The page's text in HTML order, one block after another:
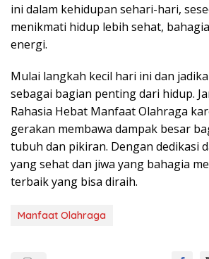
ini dalam kehidupan sehari-hari,
menikmati hidup lebih sehat,
energi.
Mulai langkah kecil hari ini dan
sebagai bagian penting dari hidup.
Rahasia Hebat Manfaat Olahraga
gerakan membawa dampak besar
tubuh dan pikiran. Dengan dedikasi
yang sehat dan jiwa yang bahagia
terbaik yang bisa diraih.
Manfaat Olahraga